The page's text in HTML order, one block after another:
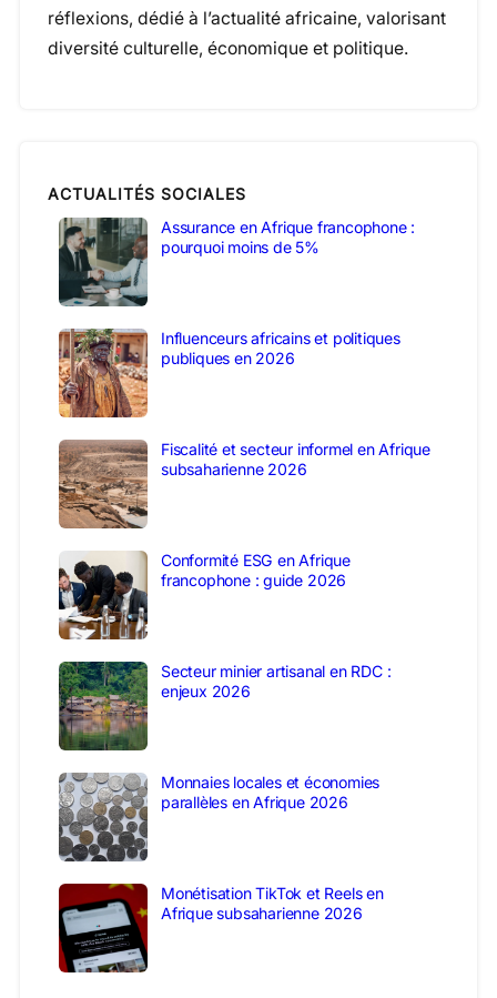
réflexions, dédié à l’actualité africaine, valorisant
diversité culturelle, économique et politique.
ACTUALITÉS SOCIALES
Assurance en Afrique francophone :
pourquoi moins de 5%
Influenceurs africains et politiques
publiques en 2026
Fiscalité et secteur informel en Afrique
subsaharienne 2026
Conformité ESG en Afrique
francophone : guide 2026
Secteur minier artisanal en RDC :
enjeux 2026
Monnaies locales et économies
parallèles en Afrique 2026
Monétisation TikTok et Reels en
Afrique subsaharienne 2026